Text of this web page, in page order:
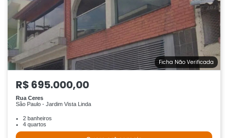
Ficha Não Verificada
R$ 695.000,00
Rua Ceres
São Paulo - Jardim Vista Linda
2 banheiros
4 quartos